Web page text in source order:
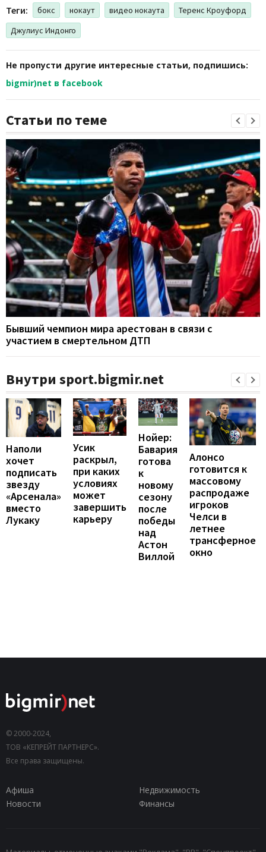
Теги: бокс нокаут видео нокаута
Теренс Кроуфорд
Джулиус Индонго
Не пропусти другие интересные статьи, подпишись:
bigmir)net в facebook
Статьи по теме
Бывший чемпион мира арестован в связи с
участием в смертельном ДТП
Внутри sport.bigmir.net
Наполи
хочет
подписать
звезду
«Арсенала»
вместо
Лукаку
Усик
раскрыл,
при каких
условиях
может
завершить
карьеру
Нойер:
Бавария
готова
к
новому
сезону
после
победы
над
Астон
Виллой
Алонсо
готовится к
массовому
распродаже
игроков
Челси в
летнее
трансферное
окно
© 2000-2024,
ТОВ «КЕПРЕЙТ ПАРТНЕРС».
Все права защищены.
Афиша
Недвижимость
Новости
Финансы